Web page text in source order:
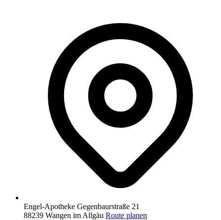
Engel-Apotheke Gegenbaurstraße 21
88239 Wangen im Allgäu Route planen